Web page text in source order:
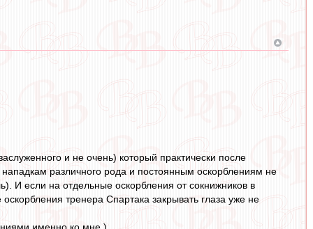
и не очень) который практически после
различного рода и постоянным оскорблениям не
И если на отдельные оскорбления от сокнижников в
тренера Спартака закрывать глаза уже не
именно ко мне.)